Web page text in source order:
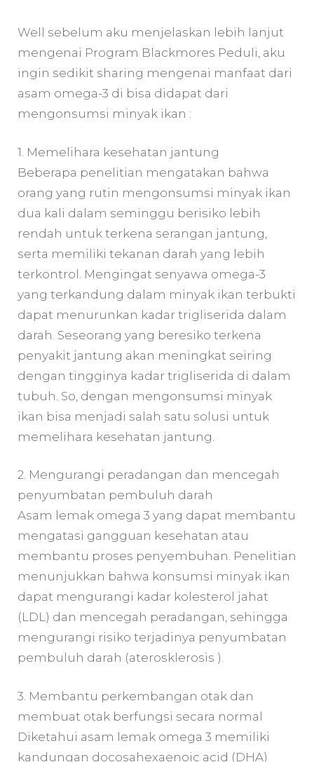
Well sebelum aku menjelaskan lebih lanjut
mengenai Program Blackmores Peduli, aku
ingin sedikit sharing mengenai manfaat dari
asam omega-3 di bisa didapat dari
mengonsumsi minyak ikan :
1. Memelihara kesehatan jantung
Beberapa penelitian mengatakan bahwa
orang yang rutin mengonsumsi minyak ikan
dua kali dalam seminggu berisiko lebih
rendah untuk terkena serangan jantung,
serta memiliki tekanan darah yang lebih
terkontrol. Mengingat senyawa omega-3
yang terkandung dalam minyak ikan terbukti
dapat menurunkan kadar trigliserida dalam
darah. Seseorang yang beresiko terkena
penyakit jantung akan meningkat seiring
dengan tingginya kadar trigliserida di dalam
tubuh. So, dengan mengonsumsi minyak
ikan bisa menjadi salah satu solusi untuk
memelihara kesehatan jantung.
2. Mengurangi peradangan dan mencegah
penyumbatan pembuluh darah
Asam lemak omega 3 yang dapat membantu
mengatasi gangguan kesehatan atau
membantu proses penyembuhan. Penelitian
menunjukkan bahwa konsumsi minyak ikan
dapat mengurangi kadar kolesterol jahat
(LDL) dan mencegah peradangan, sehingga
mengurangi risiko terjadinya penyumbatan
pembuluh darah (aterosklerosis ).
3. Membantu perkembangan otak dan
membuat otak berfungsi secara normal
Diketahui asam lemak omega 3 memiliki
kandungan docosahexaenoic acid (DHA)